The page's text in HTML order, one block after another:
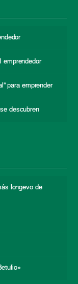
emprendedor
para emprender
descubren
longevo de